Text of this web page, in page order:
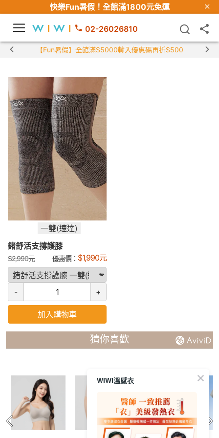
快樂Fun暑假！ 全館滿1800元免運
02-26026810
【Fun暑假】全館滿$5000輸入優惠碼再折$500
一雙(速達)
鍺舒活支撐護膝
$2,990元 優惠價： $1,990元
- +
加入購物車
猜你喜歡
WIWI溫感衣